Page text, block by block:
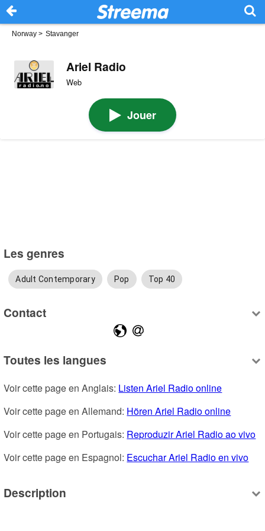
Norway > Stavanger
Ariel Radio
Web
Jouer
Les genres
Adult Contemporary Pop Top 40
Contact
Toutes les langues
Voir cette page en Anglais: Listen Ariel Radio online
Voir cette page en Allemand: Hören Ariel Radio online
Voir cette page en Portugais: Reproduzir Ariel Radio ao vivo
Voir cette page en Espagnol: Escuchar Ariel Radio en vivo
Description